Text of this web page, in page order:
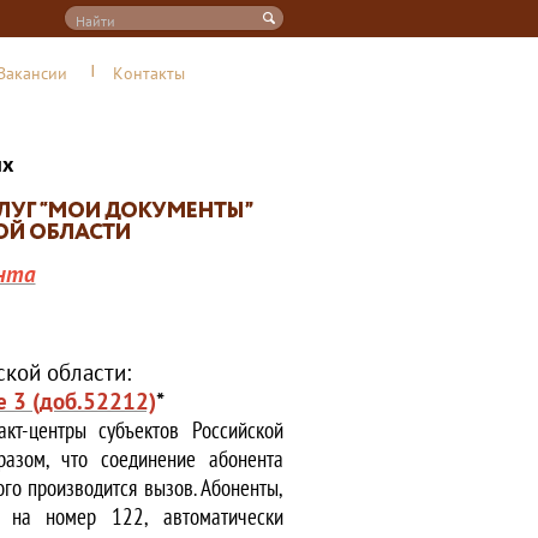
Контакты
области:
3 (доб.52212)*
центры субъектов Российской
что соединение абонента
производится вызов. Абоненты,
на номер 122, автоматически